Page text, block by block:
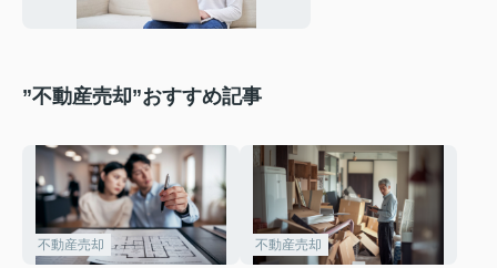
”不動産売却”おすすめ記事
不動産売却 不動産売却